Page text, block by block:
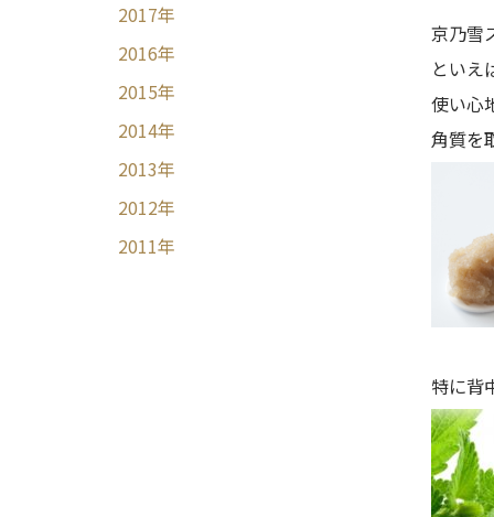
京乃雪
といえ
使い心
角質を
特に背
2017年
2016年
2015年
2014年
2013年
2012年
2011年